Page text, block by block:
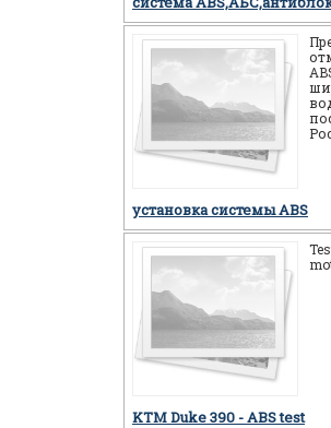
установка системы ABS
KTM Duke 390 - ABS test